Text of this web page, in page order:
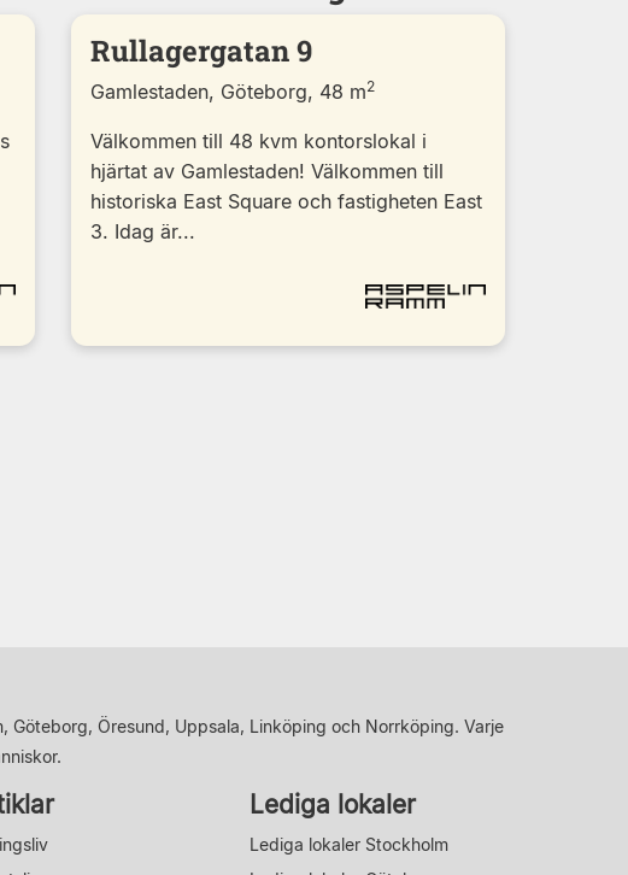
Rullagergatan 9
Gamlestaden, Göteborg, 48 m2
Välkommen till 48 kvm kontorslokal i
hjärtat av Gamlestaden! Välkommen till
historiska East Square och fastigheten East
3. Idag är...
Öresund, Uppsala, Linköping och Norrköping. Varje
Lediga lokaler
Lediga lokaler Stockholm